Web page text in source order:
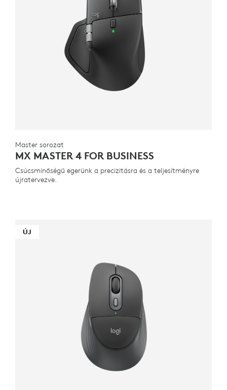
Master sorozat
MX MASTER 4 FOR BUSINESS
Csúcsminőségű egerünk a precizitásra és a teljesítményre
újratervezve.
ÚJ